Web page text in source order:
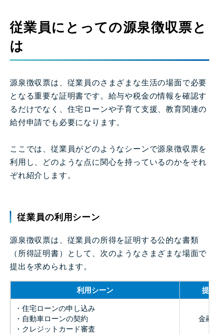
従業員にとっての源泉徴収票と
は
源泉徴収票は、従業員のさまざまな生活の場面で必要
となる重要な証明書です。給与や税金の情報を確認す
るだけでなく、住宅ローンや子育て支援、教育関連の
給付申請でも必要になります。
ここでは、従業員がどのようなシーンで源泉徴収票を
利用し、どのような点に関心を持っているのかをそれ
ぞれ紹介します。
従業員の利用シーン
源泉徴収票は、従業員の所得を証明する公的な書類
（所得証明書）として、次のようなさまざまな場面で
提出を求められます。
利用シーン 提出
・住宅ローンの申し込み
・自動車ローンの契約
・クレジットカード審査
金融